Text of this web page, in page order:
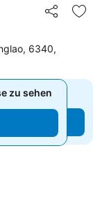
Teilen
6340,
zu sehen
zu sehen